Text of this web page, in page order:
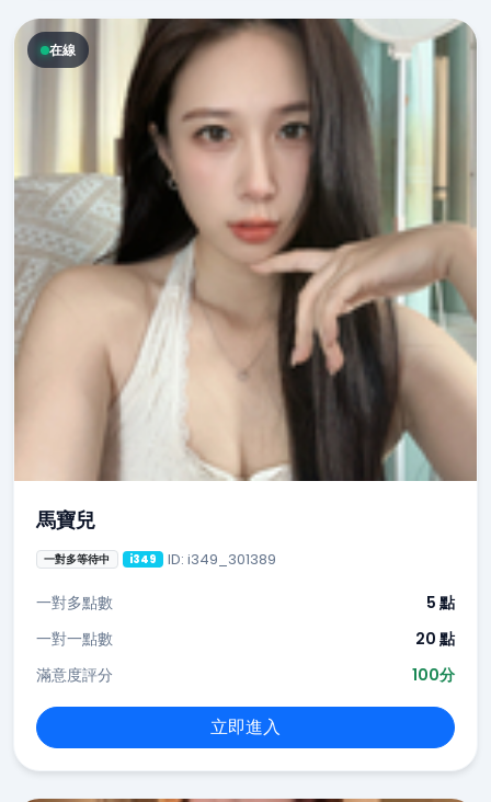
在線
馬寶兒
一對多等待中 i349 ID: i349_301389
一對多點數
5 點
一對一點數
20 點
滿意度評分
100分
立即進入